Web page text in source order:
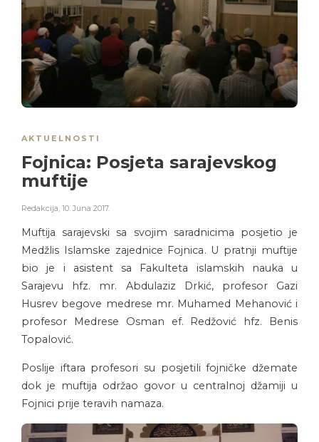
AKTUELNOSTI
Fojnica: Posjeta sarajevskog
muftije
Redakcija, 10. Juna 2017.
Muftija sarajevski sa svojim saradnicima posjetio je
Medžlis Islamske zajednice Fojnica. U pratnji muftije
bio je i asistent sa Fakulteta islamskih nauka u
Sarajevu hfz. mr. Abdulaziz Drkić, profesor Gazi
Husrev begove medrese mr. Muhamed Mehanović i
profesor Medrese Osman ef. Redžović hfz. Benis
Topalović.
Poslije iftara profesori su posjetili fojničke džemate
dok je muftija održao govor u centralnoj džamiji u
Fojnici prije teravih namaza.